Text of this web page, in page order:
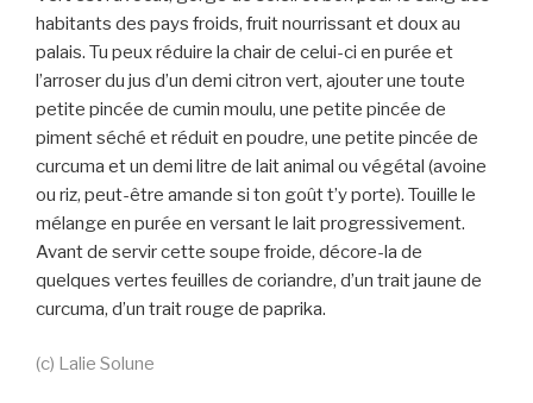
habitants des pays froids, fruit nourrissant et doux au
palais. Tu peux réduire la chair de celui-ci en purée et
l’arroser du jus d’un demi citron vert, ajouter une toute
petite pincée de cumin moulu, une petite pincée de
piment séché et réduit en poudre, une petite pincée de
curcuma et un demi litre de lait animal ou végétal (avoine
ou riz, peut-être amande si ton goût t’y porte). Touille le
mélange en purée en versant le lait progressivement.
Avant de servir cette soupe froide, décore-la de
quelques vertes feuilles de coriandre, d’un trait jaune de
curcuma, d’un trait rouge de paprika.
(c) Lalie Solune